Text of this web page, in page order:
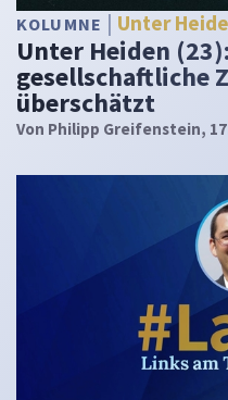
KOLUMNE Unter
Unter Heiden
gesellschaftliche
überschätzt
Von Philipp Greifenstein,